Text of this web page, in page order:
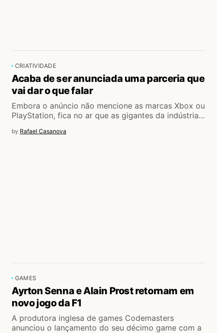
CRIATIVIDADE
Acaba de ser anunciada uma parceria que
vai dar o que falar
Embora o anúncio não mencione as marcas Xbox ou
PlayStation, fica no ar que as gigantes da indústria…
by Rafael Casanova
GAMES
Ayrton Senna e Alain Prost retornam em
novo jogo da F1
A produtora inglesa de games Codemasters
anunciou o lançamento do seu décimo game com a